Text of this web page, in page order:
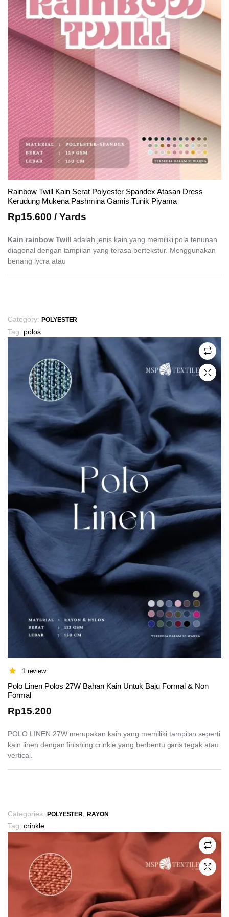
Rainbow Twill Kain Serat Polyester Spandex Atasan Dress
Kerudung Mukena Pashmina Gamis Tunik Piyama
Rp15.600 / Yards
Kain rainbow Twill adalah jenis kain yang memiliki pola tenunan
diagonal dengan tampilan yang terasa bertekstur. Menggunakan
benang lycra atau
has
multiple
variants.
options
the
product
page
Category: POLYESTER
Tag: polos
1 review
Polo Linen Polos 27W Bahan Kain Untuk Baju Formal & Non
Formal
Rp15.200
POLO LINEN 27W merupakan kain yang memiliki tampilan seperti
kain linen dengan finishing crinkle yang berbentu garis tegak atau
vertical.
has
multiple
variants.
The
options
Categories: POLYESTER ,RAYON
Tag: crinkle